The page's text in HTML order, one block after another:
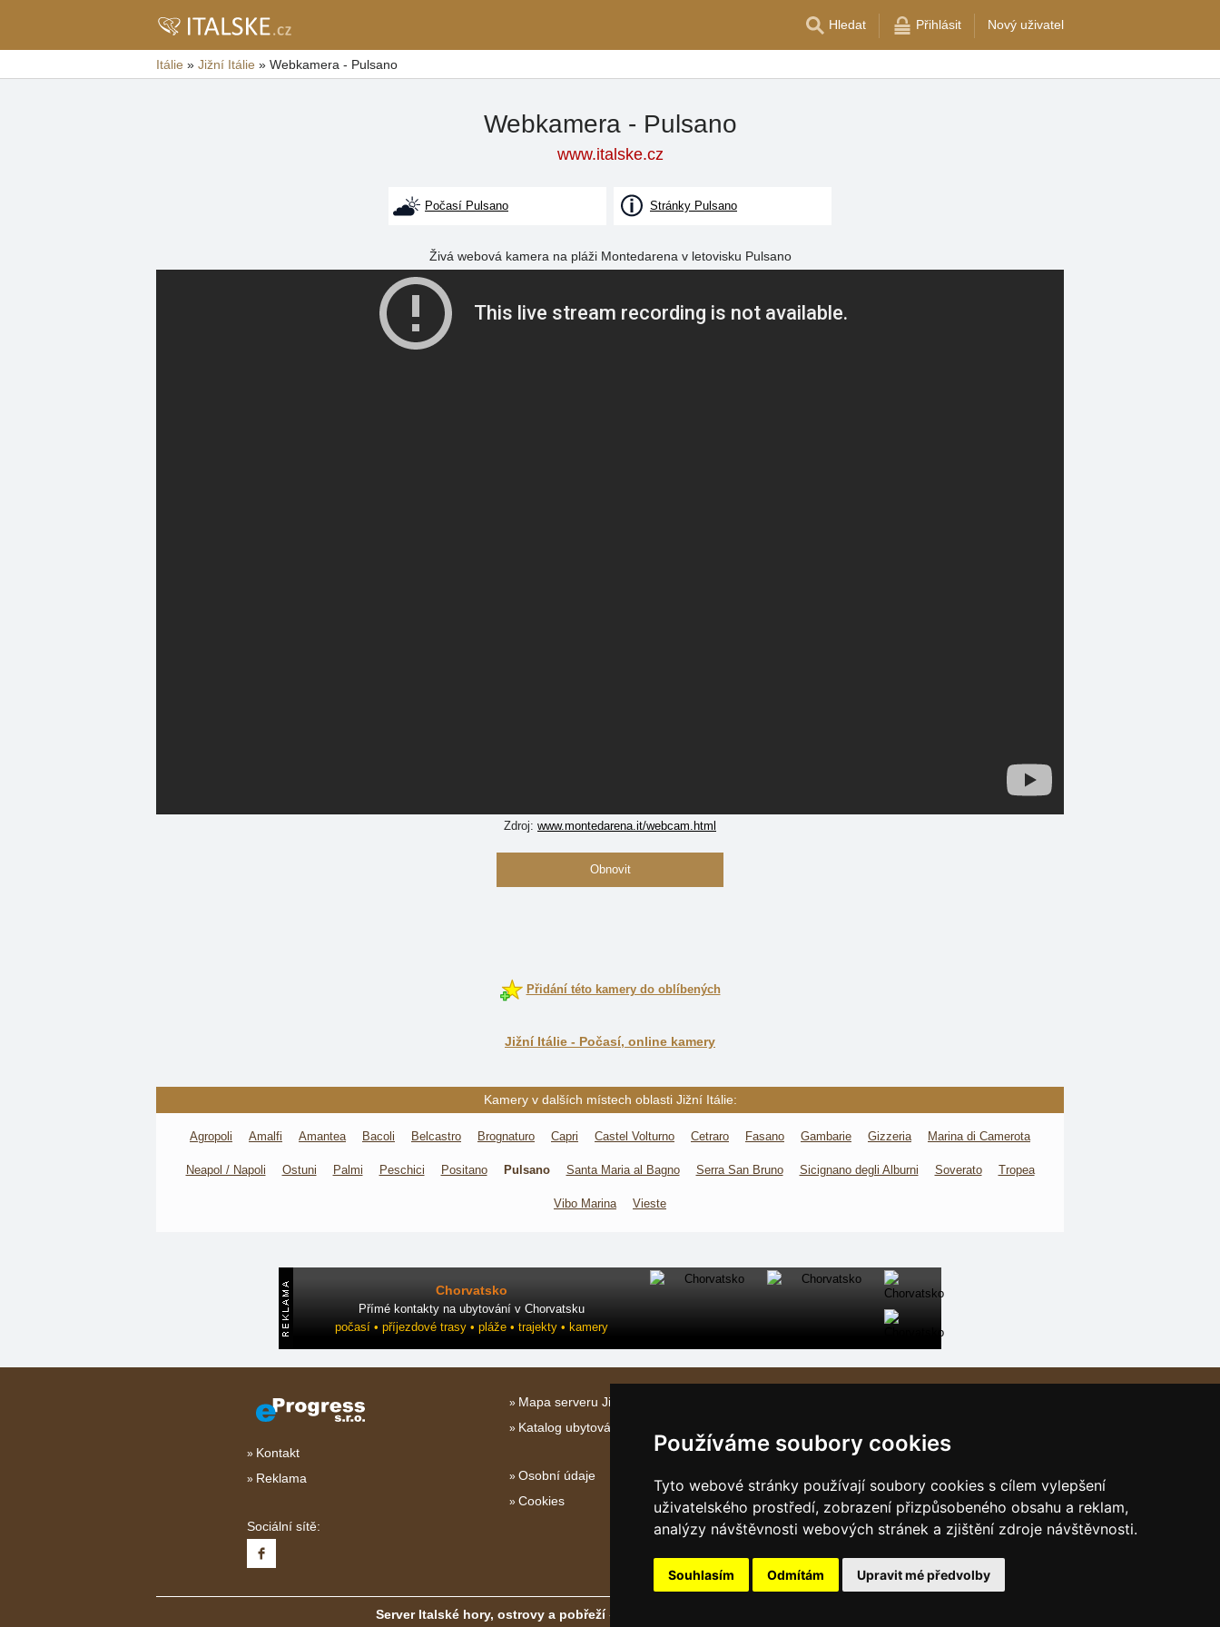
Používáme soubory cookies
Tyto webové stránky používají soubory cookies s cílem vylepšení
uživatelského prostředí, zobrazení přizpůsobeného obsahu a reklam,
analýzy návštěvnosti webových stránek a zjištění zdroje návštěvnosti.
Souhlasím Odmítám Upravit mé předvolby
Hledat Přihlásit Nový uživatel
Itálie » Jižní Itálie » Webkamera - Pulsano
Webkamera - Pulsano
www.italske.cz
Počasí Pulsano Stránky Pulsano
Živá webová kamera na pláži Montedarena v letovisku Pulsano
Zdroj: www.montedarena.it/webcam.html
Obnovit
Přidání této kamery do oblíbených
Jižní Itálie - Počasí, online kamery
Kamery v dalších místech oblasti Jižní Itálie:
Agropoli Amalfi Amantea Bacoli Belcastro Brognaturo Capri Castel Volturno Cetraro Fasano Gambarie Gizzeria Marina di Camerota
Neapol / Napoli Ostuni Palmi Peschici Positano Pulsano Santa Maria al Bagno Serra San Bruno Sicignano degli Alburni Soverato Tropea
Vibo Marina Vieste
Chorvatsko
Přímé kontakty na ubytování v Chorvatsku
počasí • příjezdové trasy • pláže • trajekty • kamery
Kontakt
Reklama
Sociální sítě:
Mapa serveru Jižní Itálie
Katalog ubytování Jižní Itálie
Osobní údaje
Cookies
Slovenské hory
Chorvatsko
Alpy
Itálie
Server Italské hory, ostrovy a pobřeží- Copyright © 2011-2026